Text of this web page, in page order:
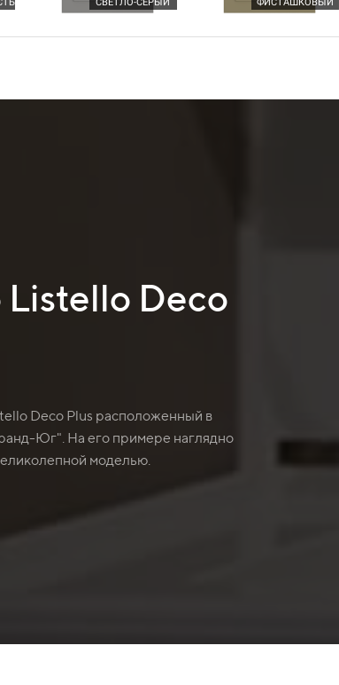
Listello Deco
Deco Plus расположенный в
Юг". На его примере наглядно
моделью.